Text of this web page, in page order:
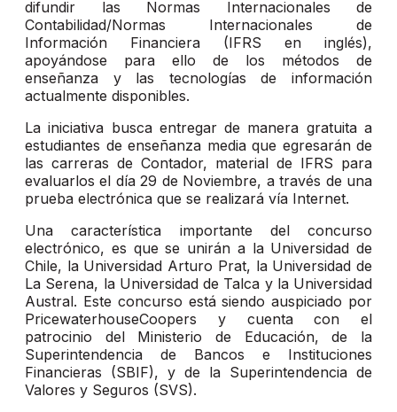
difundir las Normas Internacionales de
Contabilidad/Normas Internacionales de
Información Financiera (IFRS en inglés),
apoyándose para ello de los métodos de
enseñanza y las tecnologías de información
actualmente disponibles.
La iniciativa busca entregar de manera gratuita a
estudiantes de enseñanza media que egresarán de
las carreras de Contador, material de IFRS para
evaluarlos el día 29 de Noviembre, a través de una
prueba electrónica que se realizará vía Internet.
Una característica importante del concurso
electrónico, es que se unirán a la Universidad de
Chile, la Universidad Arturo Prat, la Universidad de
La Serena, la Universidad de Talca y la Universidad
Austral. Este concurso está siendo auspiciado por
PricewaterhouseCoopers y cuenta con el
patrocinio del Ministerio de Educación, de la
Superintendencia de Bancos e Instituciones
Financieras (SBIF), y de la Superintendencia de
Valores y Seguros (SVS).